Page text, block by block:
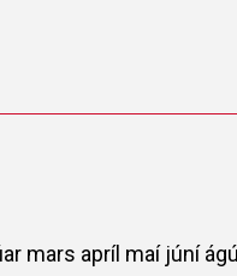
mars apríl maí júní